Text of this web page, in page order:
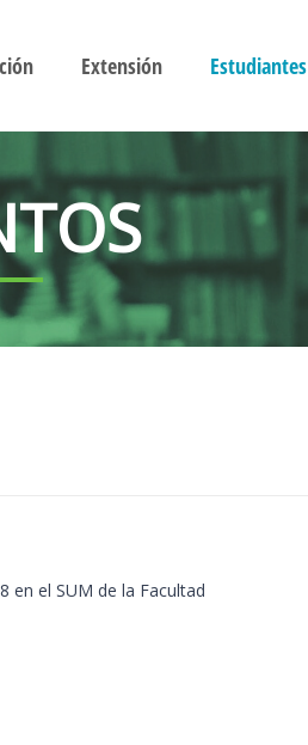
Extensión Estudiantes
en el SUM de la Facultad